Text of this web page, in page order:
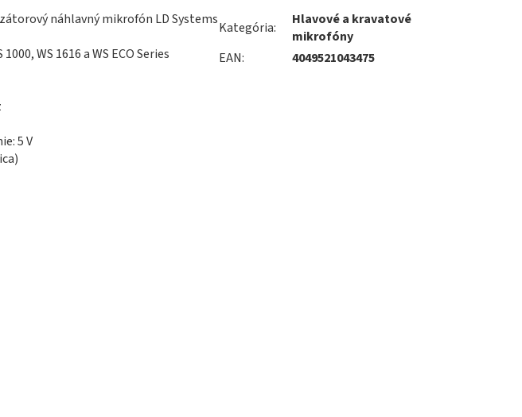
náhlavný mikrofón LD Systems
WS 1616 a WS ECO Series
5 V
Kategória:
Hlavové a kravatové
mikrofóny
EAN: 4049521043475